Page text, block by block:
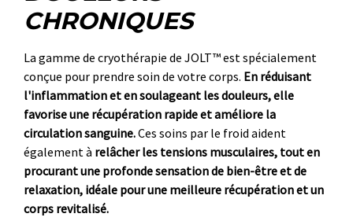
CHRONIQUES
La gamme de cryothérapie de JOLT™ est spécialement
conçue pour prendre soin de votre corps. En réduisant
l'inflammation et en soulageant les douleurs, elle
favorise une récupération rapide et améliore la
circulation sanguine.Ces soins par le froid aident
également à relâcher les tensions musculaires, tout en
procurant une profonde sensation de bien-être et de
relaxation, idéale pour une meilleure récupération et un
corps revitalisé.